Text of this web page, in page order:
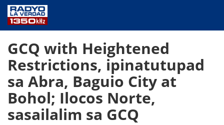
PUBLIC SERVICE
ANNOUNCEMENTS
PROGRAMS
ABOUT
CONTACT US
GCQ with Heightened
Restrictions, ipinatutupad
sa Abra, Baguio City at
Bohol; Ilocos Norte,
sasailalim sa GCQ